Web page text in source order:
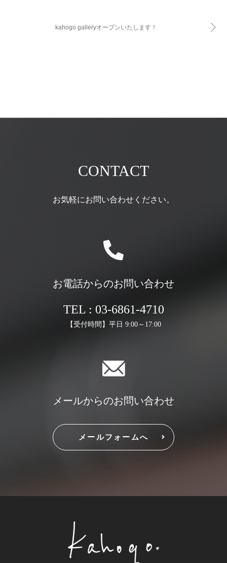
kahogo galleryオープンいたします！
CONTACT
お気軽にお問い合わせください。
お電話からのお問い合わせ
TEL : 03-6861-4710
【受付時間】平日 9:00～17:00
メールからのお問い合わせ
メールフォームへ